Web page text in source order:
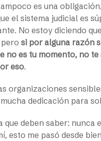
es una
el sistema judicial es
No estoy diciendo
si por alguna razón
no es tu momento, no te
eso.
organizaciones
dedicación para
que deben saber: nunca
esto me pasó desde